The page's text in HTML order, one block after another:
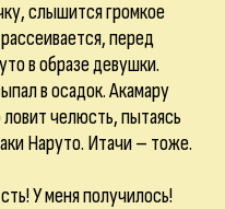
слышится громкое
перед
в образе девушки.
в осадок. Акамару
челюсть, пытаясь
Наруто. Итачи – тоже.
У меня получилось!